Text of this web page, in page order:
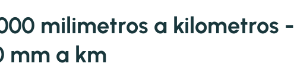
milimetros a kilometros -
mm a km